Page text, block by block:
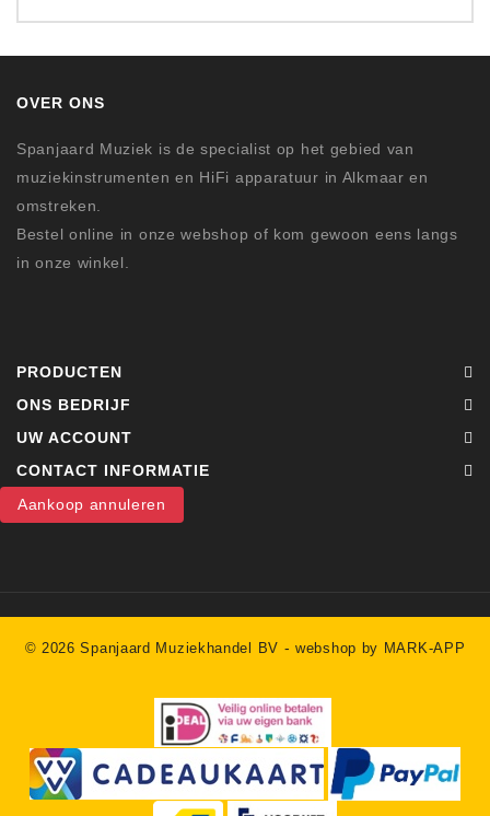
OVER ONS
Spanjaard Muziek is de specialist op het gebied van
muziekinstrumenten en HiFi apparatuur in Alkmaar en
omstreken.
Bestel online in onze webshop of kom gewoon eens langs
in onze winkel.
PRODUCTEN
ONS BEDRIJF
UW ACCOUNT
CONTACT INFORMATIE
Aankoop annuleren
© 2026 Spanjaard Muziekhandel BV -webshop by MARK-APP